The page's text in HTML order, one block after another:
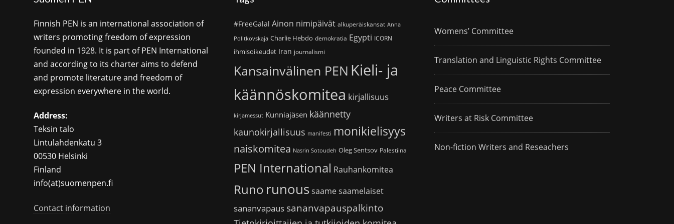
Finnish PEN is an international association of
writers promoting freedom of expression
founded in 1928. It is part of PEN International
and according to its charter aims to defend
and promote literature and freedom of
expression everywhere in the world.
Address:
Teksin talo
Lintulahdenkatu 3
00530 Helsinki
Finland
info(at)suomenpen.fi
Contact information
#FreeGalal Ainon nimipäivät alkuperäiskansat Anna
Politkovskaja Charlie Hebdo demokratia Egypti ICORN
ihmisoikeudet Iran journalismi
Kansainvälinen PEN Kieli- ja
käännöskomitea kirjallisuus
kirjamessut Kunniajäsen käännetty
kaunokirjallisuus manifesti monikielisyys
naiskomitea Nasrin Sotoudeh Oleg Sentsov Palestiina
PEN International Rauhankomitea
Runo runoussaamesaamelaiset
sananvapaus sananvapauspalkinto
Womens’ Committee
Translation and Linguistic Rights Committee
Peace Committee
Writers at Risk Committee
Non-fiction Writers and Reseachers